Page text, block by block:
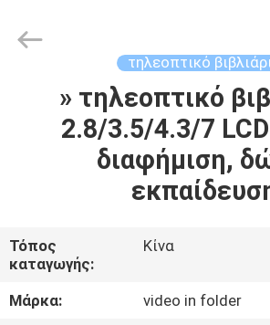
ΣΠΊΤΙ
ΠΡΟΪΌΝΤΑ
ΕΜΕΊΣ
ΓΎΡΟΣ
τηλεοπτικό
» τηλεοπτικό
2.8/3.5/4.3/7 LCD
διαφήμιση,
Τόπος
καταγωγής:
Κίνα
Μάρκα:
video in folder